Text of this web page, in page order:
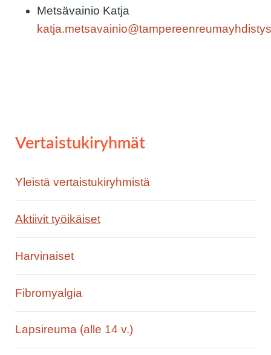
Metsävainio Katja
Vertaistukiryhmät
Yleistä vertaistukiryhmistä
Aktiivit työikäiset
Harvinaiset
Fibromyalgia
Lapsireuma (alle 14 v.)